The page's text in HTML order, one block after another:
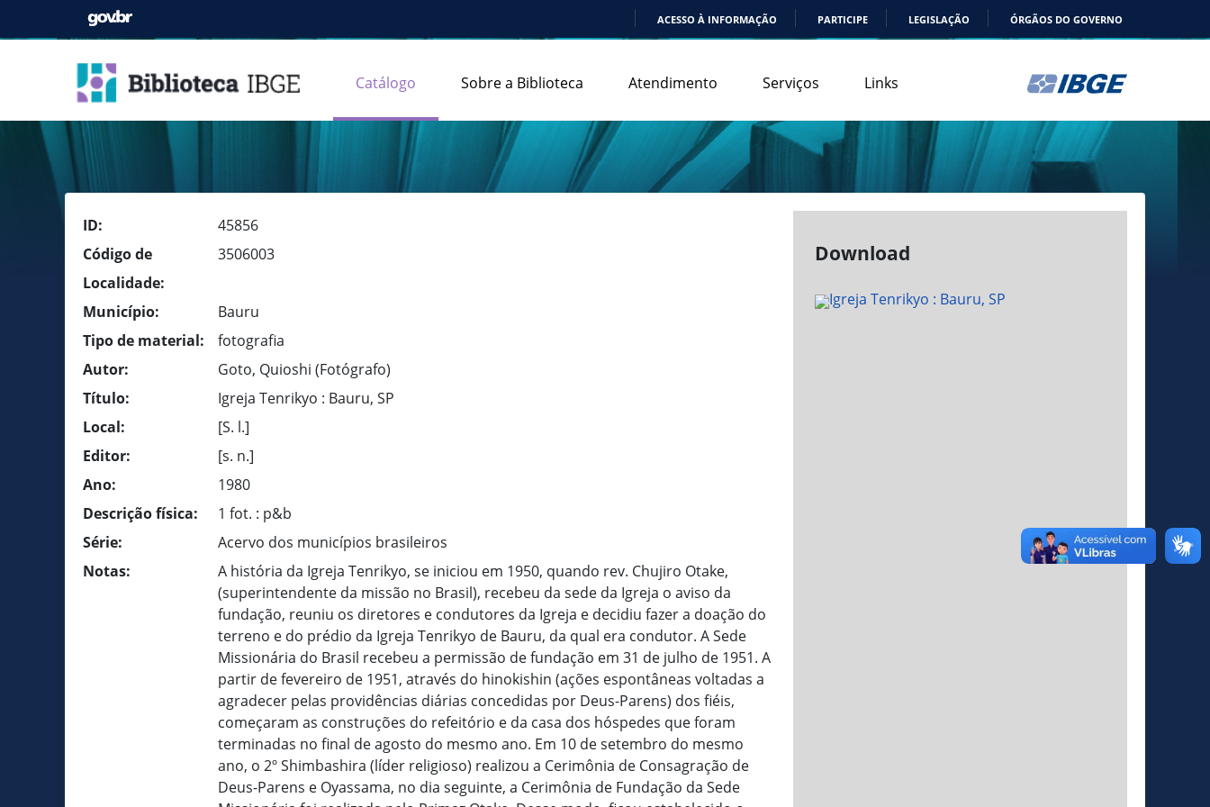
ACESSO À INFORMAÇÃO PARTICIPE LEGISLAÇÃO ÓRGÃOS DO GOVERNO
Catálogo Sobre a Biblioteca Atendimento Serviços Links
ID:
45856
Código de
Localidade:
3506003
Município:
Bauru
Tipo de material:
fotografia
Autor:
Goto, Quioshi (Fotógrafo)
Título:
Igreja Tenrikyo : Bauru, SP
Local:
[S. l.]
Editor:
[s. n.]
Ano:
1980
Descrição física:
1 fot. : p&b
Série:
Acervo dos municípios brasileiros
Notas:
A história da Igreja Tenrikyo, se iniciou em 1950, quando rev. Chujiro Otake,
(superintendente da missão no Brasil), recebeu da sede da Igreja o aviso da
fundação, reuniu os diretores e condutores da Igreja e decidiu fazer a doação do
terreno e do prédio da Igreja Tenrikyo de Bauru, da qual era condutor. A Sede
Missionária do Brasil recebeu a permissão de fundação em 31 de julho de 1951. A
partir de fevereiro de 1951, através do hinokishin (ações espontâneas voltadas a
agradecer pelas providências diárias concedidas por Deus-Parens) dos fiéis,
começaram as construções do refeitório e da casa dos hóspedes que foram
terminadas no final de agosto do mesmo ano. Em 10 de setembro do mesmo
ano, o 2º Shimbashira (líder religioso) realizou a Cerimônia de Consagração de
Deus-Parens e Oyassama, no dia seguinte, a Cerimônia de Fundação da Sede
Download